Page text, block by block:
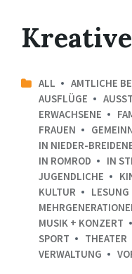
ALL
AMTLICHE
AUSFLÜGE
ERWACHSENE
FRAUEN
IN NIEDER-
IN ROMROD
IN
JUGENDLICHE
KULTUR
LESUNG
MUSIK + KONZERT
SPORT
THEATER
VERWALTUNG